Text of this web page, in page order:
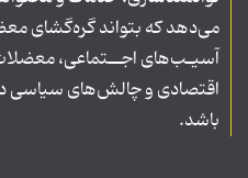
می‌دهد که بتواند گره‌گشای
آسیـب‌های اجــتماعی،
اقتصادی و چالش‌های سیاسی
باشد.